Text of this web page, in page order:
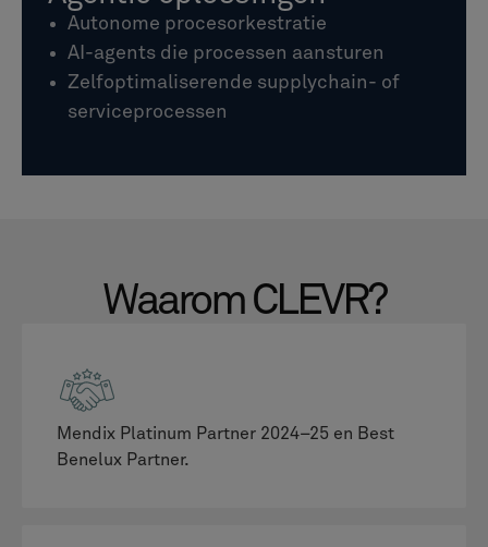
Autonome procesorkestratie
AI-agents die processen aansturen
Zelfoptimaliserende supplychain- of
serviceprocessen
Waarom CLEVR?
Mendix Platinum Partner 2024–25 en Best
Benelux Partner.